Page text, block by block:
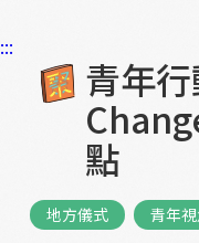
:::
青年
點
地方儀式 青年